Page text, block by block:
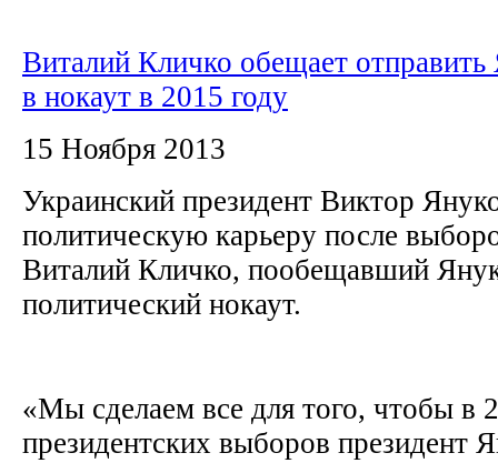
Виталий Кличко обещает отправить
в нокаут в 2015 году
15 Ноября 2013
Украинский президент Виктор
политическую карьеру после
Виталий Кличко, пообещавший
политический нокаут.
«Мы сделаем все для того, чтобы в
президентских выборов президент